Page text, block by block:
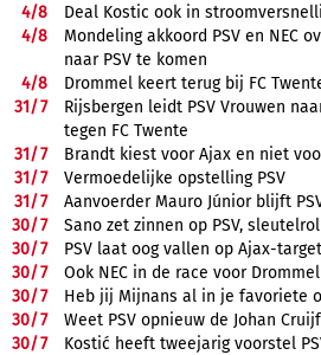
4/8
Deal Kostic ook in
4/8
Mondeling akkoord PSV en NEC
naar PSV te komen
4/8
Drommel keert terug bij FC
31/7
Rijsbergen leidt PSV Vrouwen
tegen FC Twente
31/7
Brandt kiest voor Ajax en niet
31/7
Vermoedelijke opstelling PSV
31/7
Aanvoerder Mauro Júnior blijft
30/7
Sano zet zinnen op PSV,
30/7
PSV laat oog vallen op Ajax-
30/7
Ook NEC in de race voor Drommel
30/7
Heb jij Mijnans al in je favoriete
30/7
Weet PSV opnieuw de Johan
30/7
Kostić heeft tweejarig voorstel